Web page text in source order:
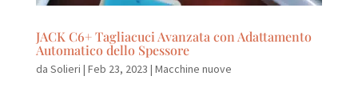
JACK C6+ Tagliacuci Avanzata con Adattamento
Automatico dello Spessore
da Solieri | Feb 23, 2023 | Macchine nuove